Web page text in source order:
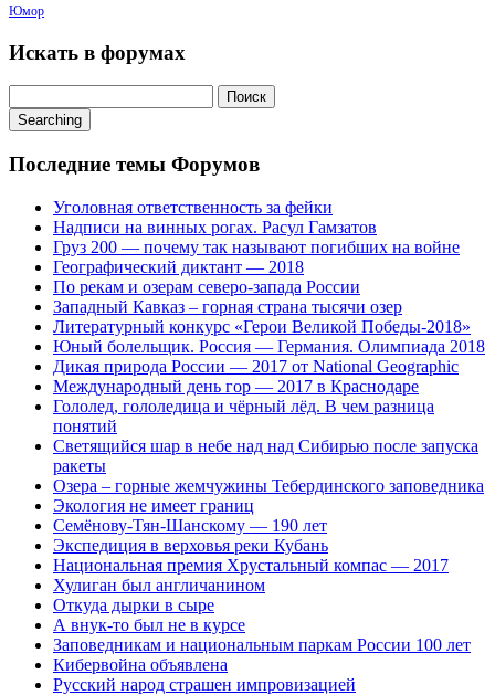
Юмор
Искать в форумах
Searching
Последние темы Форумов
Уголовная ответственность за фейки
Надписи на винных рогах. Расул Гамзатов
Груз 200 — почему так называют погибших на войне
Географический диктант — 2018
По рекам и озерам северо-запада России
Западный Кавказ – горная страна тысячи озер
Литературный конкурс «Герои Великой Победы-2018»
Юный болельщик. Россия — Германия. Олимпиада 2018
Дикая природа России — 2017 от National Geographic
Международный день гор — 2017 в Краснодаре
Гололед, гололедица и чёрный лёд. В чем разница
понятий
Светящийся шар в небе над над Сибирью после запуска
ракеты
Озера – горные жемчужины Тебердинского заповедника
Экология не имеет границ
Семёнову-Тян-Шанскому — 190 лет
Экспедиция в верховья реки Кубань
Национальная премия Хрустальный компас — 2017
Хулиган был англичанином
Откуда дырки в сыре
А внук-то был не в курсе
Заповедникам и национальным паркам России 100 лет
Кибервойна объявлена
Русский народ страшен импровизацией